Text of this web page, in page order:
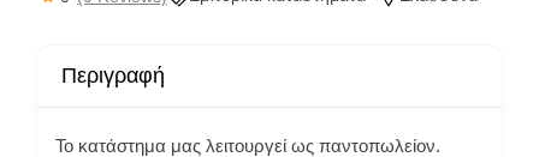
Περιγραφή
Το κατάστημα μας λειτουργεί ως παντοπωλείον.